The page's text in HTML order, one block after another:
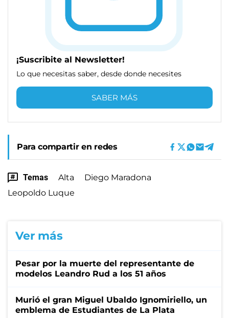
¡Suscribite al Newsletter!
Lo que necesitas saber, desde donde necesites
SABER MÁS
Para compartir en redes
Temas Alta
Diego Maradona
Leopoldo Luque
Ver más
Pesar por la muerte del representante de
modelos Leandro Rud a los 51 años
Murió el gran Miguel Ubaldo Ignomiriello, un
emblema de Estudiantes de La Plata